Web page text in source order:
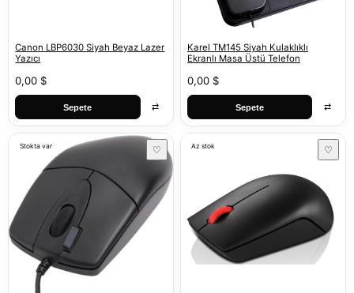
Canon LBP6030 Siyah Beyaz Lazer
Yazıcı
0,00 $
Sepete ⇄
Karel TM145 Siyah Kulaklıklı
Ekranlı Masa Üstü Telefon
0,00 $
Sepete ⇄
Stokta var ♡ Az stok ♡